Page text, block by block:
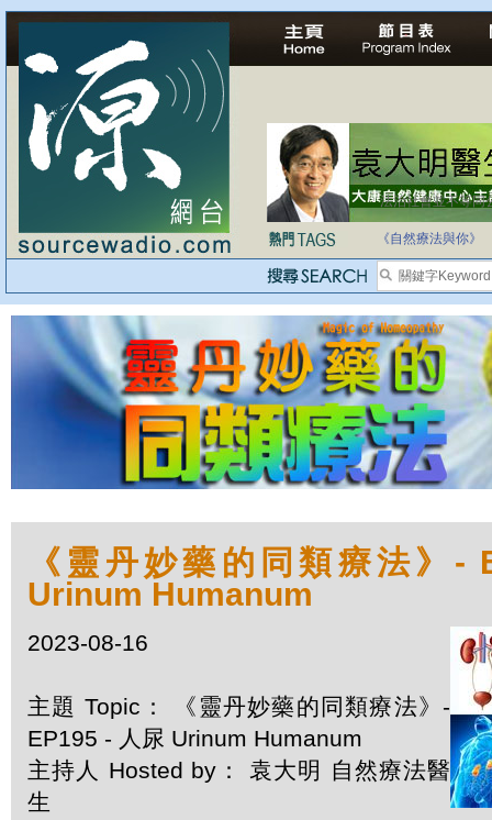
法治社會並不等同
自家教育合法化-
《自然療法與你》
《靈丹妙藥的同類療法》-
Urinum Humanum
2023-08-16
主題 Topic： 《靈丹妙藥的同類療法》-
EP195 - 人尿 Urinum Humanum
主持人 Hosted by： 袁大明 自然療法醫
生